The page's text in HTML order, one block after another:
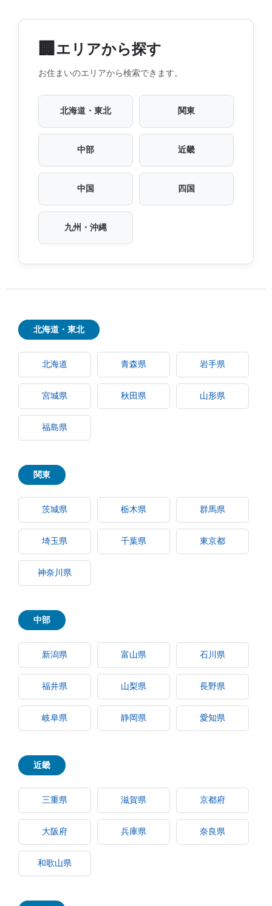
🏢 エリアから探す
お住まいのエリアから検索できます。
北海道・東北 関東
中部 近畿
中国 四国
九州・沖縄
北海道・東北
北海道 青森県 岩手県
宮城県 秋田県 山形県
福島県
関東
茨城県 栃木県 群馬県
埼玉県 千葉県 東京都
神奈川県
中部
新潟県 富山県 石川県
福井県 山梨県 長野県
岐阜県 静岡県 愛知県
近畿
三重県 滋賀県 京都府
大阪府 兵庫県 奈良県
和歌山県